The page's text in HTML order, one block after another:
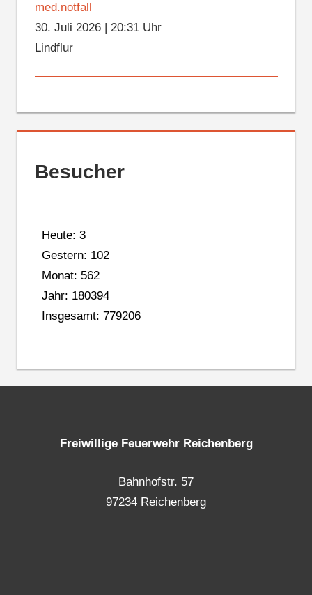
med.notfall
30. Juli 2026| 20:31 Uhr
Lindflur
Besucher
Heute: 3
Gestern: 102
Monat: 562
Jahr: 180394
Insgesamt: 779206
Freiwillige Feuerwehr Reichenberg
Bahnhofstr. 57
97234 Reichenberg